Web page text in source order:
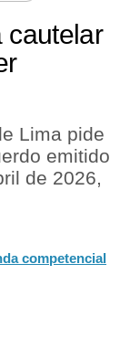
cautelar
Lima pide
emitido
de 2026,
competencial